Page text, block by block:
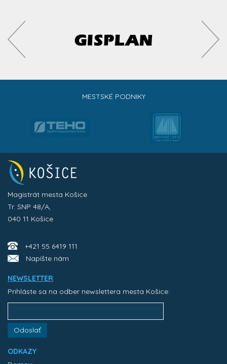
MESTSKÉ PODNIKY
Magistrát mesta Košice
Tr. SNP 48/A,
040 11 Košice
+421 55 6419 111
Napíšte nám
NEWSLETTER
Prihláste sa na odber newslettera mesta Košice:
Odoslať
ODKAZY